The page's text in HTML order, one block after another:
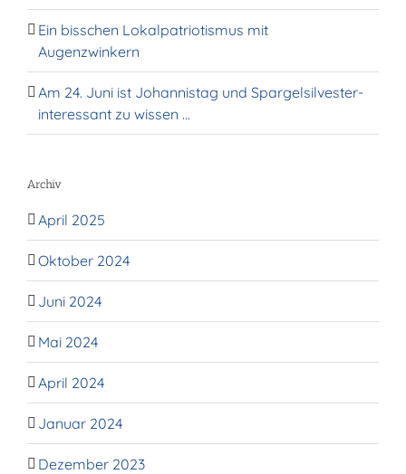
Ein bisschen Lokalpatriotismus mit
Augenzwinkern
Am 24. Juni ist Johannistag und Spargelsilvester-
interessant zu wissen …
Archiv
April 2025
Oktober 2024
Juni 2024
Mai 2024
April 2024
Januar 2024
Dezember 2023